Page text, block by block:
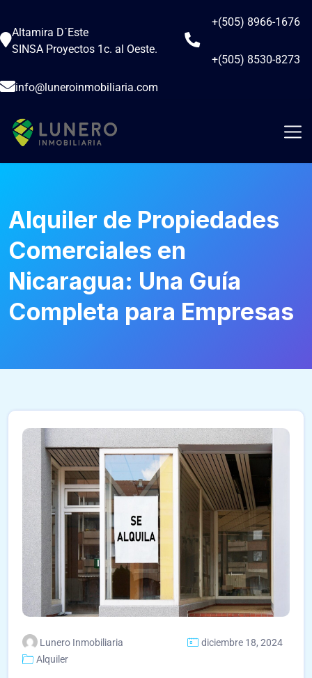
Altamira D´Este
SINSA Proyectos 1c. al Oeste.
+(505) 8966-1676
+(505) 8530-8273
info@luneroinmobiliaria.com
Alquiler de Propiedades
Comerciales en
Nicaragua: Una Guía
Completa para Empresas
Lunero Inmobiliaria
diciembre 18, 2024
Alquiler